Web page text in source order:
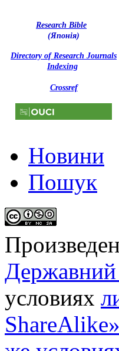
Research Bible
(Японія)
Directory of Research Journals
Indexing
Crossref
Новини
Пошук
Державний
условиях